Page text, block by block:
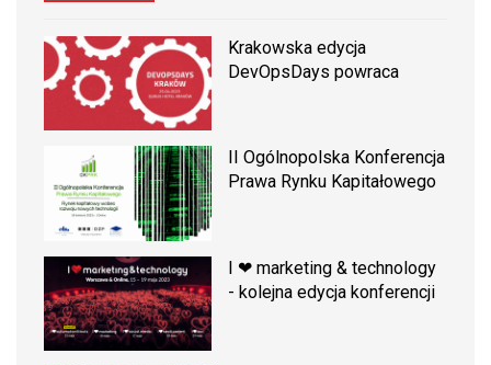
Krakowska edycja
DevOpsDays powraca
II Ogólnopolska Konferencja
Prawa Rynku Kapitałowego
I ❤ marketing & technology
- kolejna edycja konferencji